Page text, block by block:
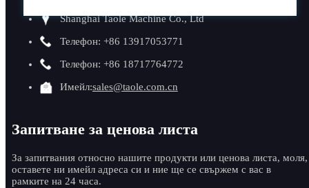
Shanghai Taole Machine Co., Ltd
Телефон: +86 13917053771
Телефон: +86 18717764772
Имейл:sales@taole.com.cn
Запитване за ценова листа
За запитвания относно нашите продукти или ценова листа, моля,
оставете ни имейл адреса си и ние ще се свържем с вас в
рамките на 24 часа.